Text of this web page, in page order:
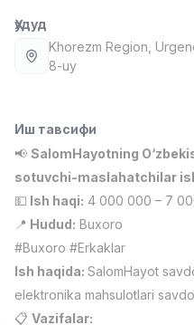
LES AILES
Full time job
Ish joyidan
NAVBAHOR APTEKA
Ish joyidan
Сотув Оператори (Фақат
Келишилади
NAFF
Full time job
Ish joyidan
Сотув бўйича агент
Келишилади
Ҳудуд
Khorezm Region ,
8-uy
Иш тавсифи
📢 SalomHayotning
sotuvchi-maslahatchilar
💵 Ish haqi: 4 000 000 – 7
📍 Hudud: Buxoro
#Buxoro #Erkaklar
Ish haqida: SalomHayot
elektronika mahsulotlari
📋 Vazifalar:
Вакансиялар Соҳалар